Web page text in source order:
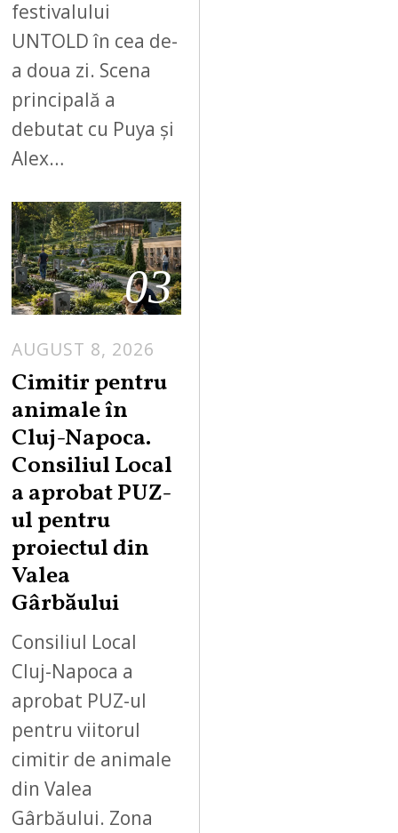
festivalului
UNTOLD în cea de-
a doua zi. Scena
principală a
debutat cu Puya și
Alex…
03
AUGUST 8, 2026
Cimitir pentru
animale în
Cluj-Napoca.
Consiliul Local
a aprobat PUZ-
ul pentru
proiectul din
Valea
Gârbăului
Consiliul Local
Cluj-Napoca a
aprobat PUZ-ul
pentru viitorul
cimitir de animale
din Valea
Gârbăului. Zona